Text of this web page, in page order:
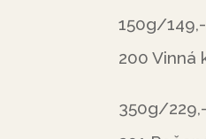
150g/149,-
200 Vinná
350g/229,-